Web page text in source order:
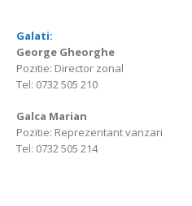
Galati:
George Gheorghe
Pozitie: Director zonal
Tel: 0732 505 210
Galca Marian
Pozitie: Reprezentant vanzari
Tel: 0732 505 214